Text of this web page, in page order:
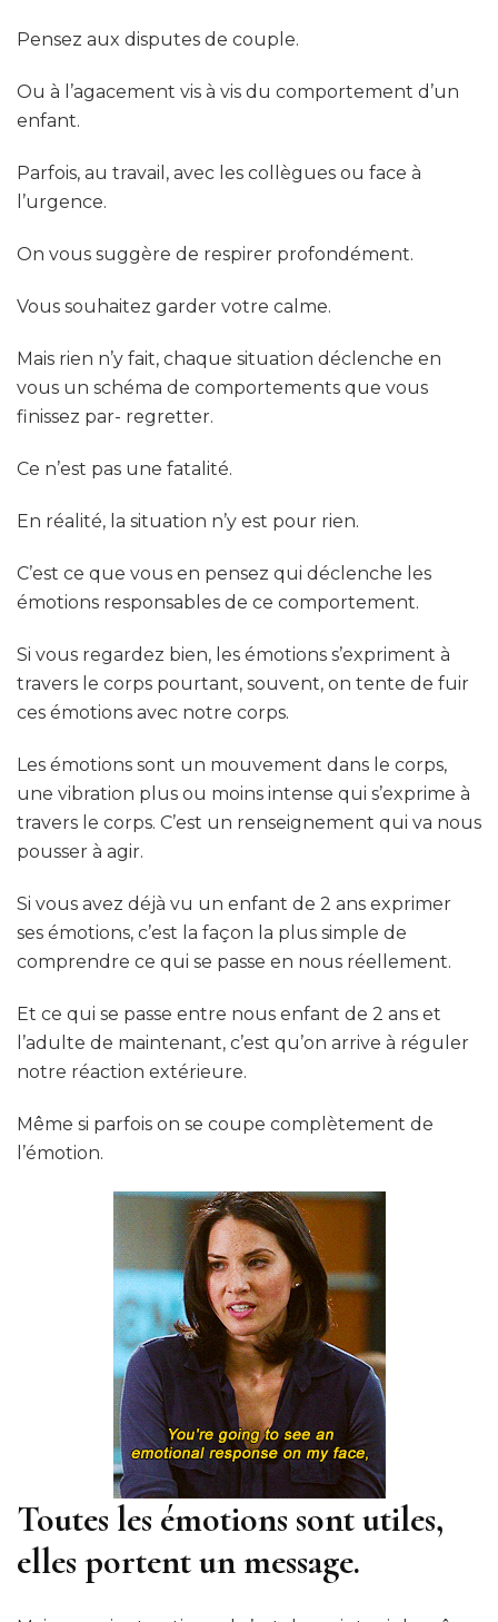
Pensez aux disputes de couple.
Ou à l’agacement vis à vis du comportement d’un
enfant.
Parfois, au travail, avec les collègues ou face à
l’urgence.
On vous suggère de respirer profondément.
Vous souhaitez garder votre calme.
Mais rien n’y fait, chaque situation déclenche en
vous un schéma de comportements que vous
finissez par- regretter.
Ce n’est pas une fatalité.
En réalité, la situation n’y est pour rien.
C’est ce que vous en pensez qui déclenche les
émotions responsables de ce comportement.
Si vous regardez bien, les émotions s’expriment à
travers le corps pourtant, souvent, on tente de fuir
ces émotions avec notre corps.
Les émotions sont un mouvement dans le corps,
une vibration plus ou moins intense qui s’exprime à
travers le corps. C’est un renseignement qui va nous
pousser à agir.
Si vous avez déjà vu un enfant de 2 ans exprimer
ses émotions, c’est la façon la plus simple de
comprendre ce qui se passe en nous réellement.
Et ce qui se passe entre nous enfant de 2 ans et
l’adulte de maintenant, c’est qu’on arrive à réguler
notre réaction extérieure.
Même si parfois on se coupe complètement de
l’émotion.
Toutes les émotions sont utiles,
elles portent un message.